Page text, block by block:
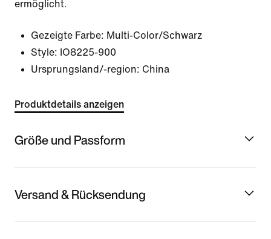
ermöglicht.
Gezeigte Farbe: Multi-Color/Schwarz
Style: IO8225-900
Ursprungsland/-region: China
Produktdetails anzeigen
Größe und Passform
Versand & Rücksendung